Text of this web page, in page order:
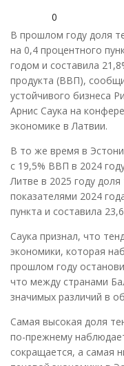
0
В прошлом году доля
на 0,4 процентного
годом и составила
продукта (ВВП),
устойчивого бизнеса
Арнис Саука на
экономике в Латвии.
В то же время в
с 19,5% ВВП в 2024
Литве в 2025 году
показателями 2024
пункта и составила
Саука признал, что
экономики, которая
прошлом году
что между странами
значимых различий в
Самая высокая доля
по-прежнему
сокращается, а самая